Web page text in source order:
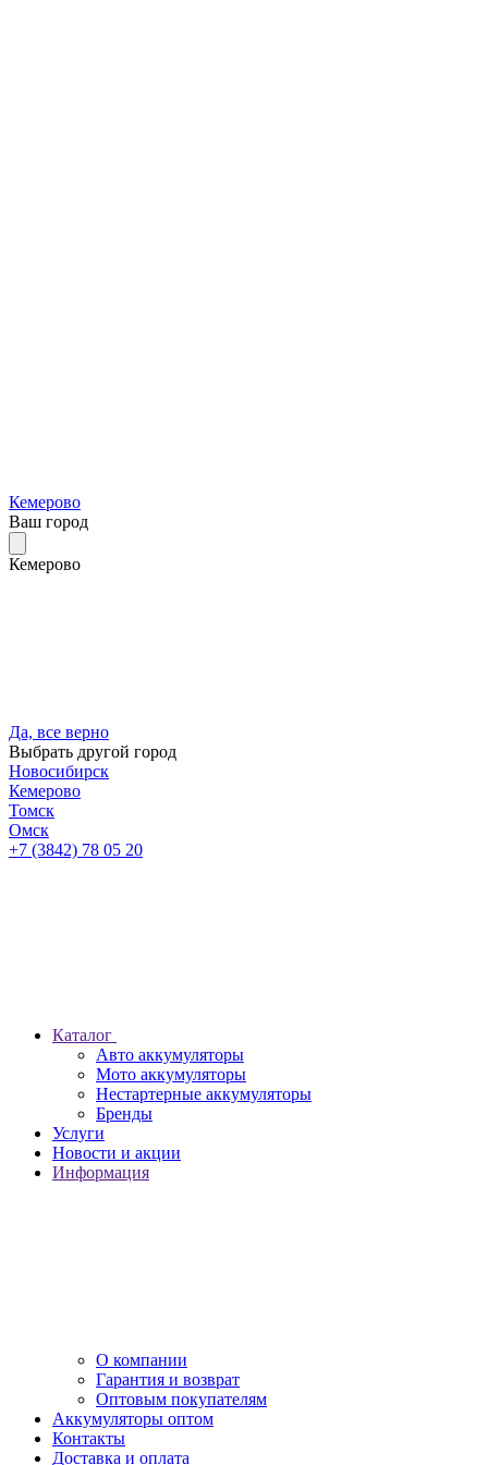
Кемерово
Ваш город
Кемерово
Да, все верно
Выбрать другой город
Новосибирск
Кемерово
Томск
Омск
+7 (3842) 78 05 20
Каталог
Авто аккумуляторы
Мото аккумуляторы
Нестартерные аккумуляторы
Бренды
Услуги
Новости и акции
Информация
О компании
Гарантия и возврат
Оптовым покупателям
Аккумуляторы оптом
Контакты
Доставка и оплата